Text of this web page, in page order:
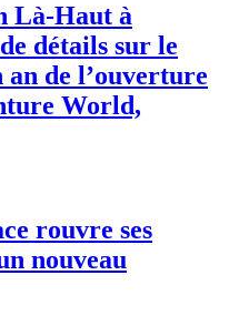
Là-Haut à
détails sur le
de l’ouverture
World,
rouvre ses
nouveau